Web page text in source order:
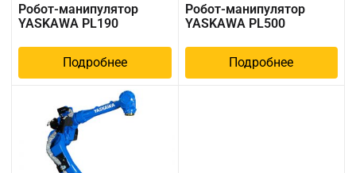
Робот-манипулятор
YASKAWA PL190
Подробнее
Робот-манипулятор
YASKAWA PL500
Подробнее